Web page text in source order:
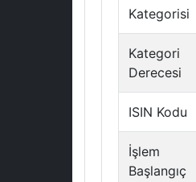
Kategorisi
Kategori
Derecesi
ISIN Kodu
İşlem
Başlangıç